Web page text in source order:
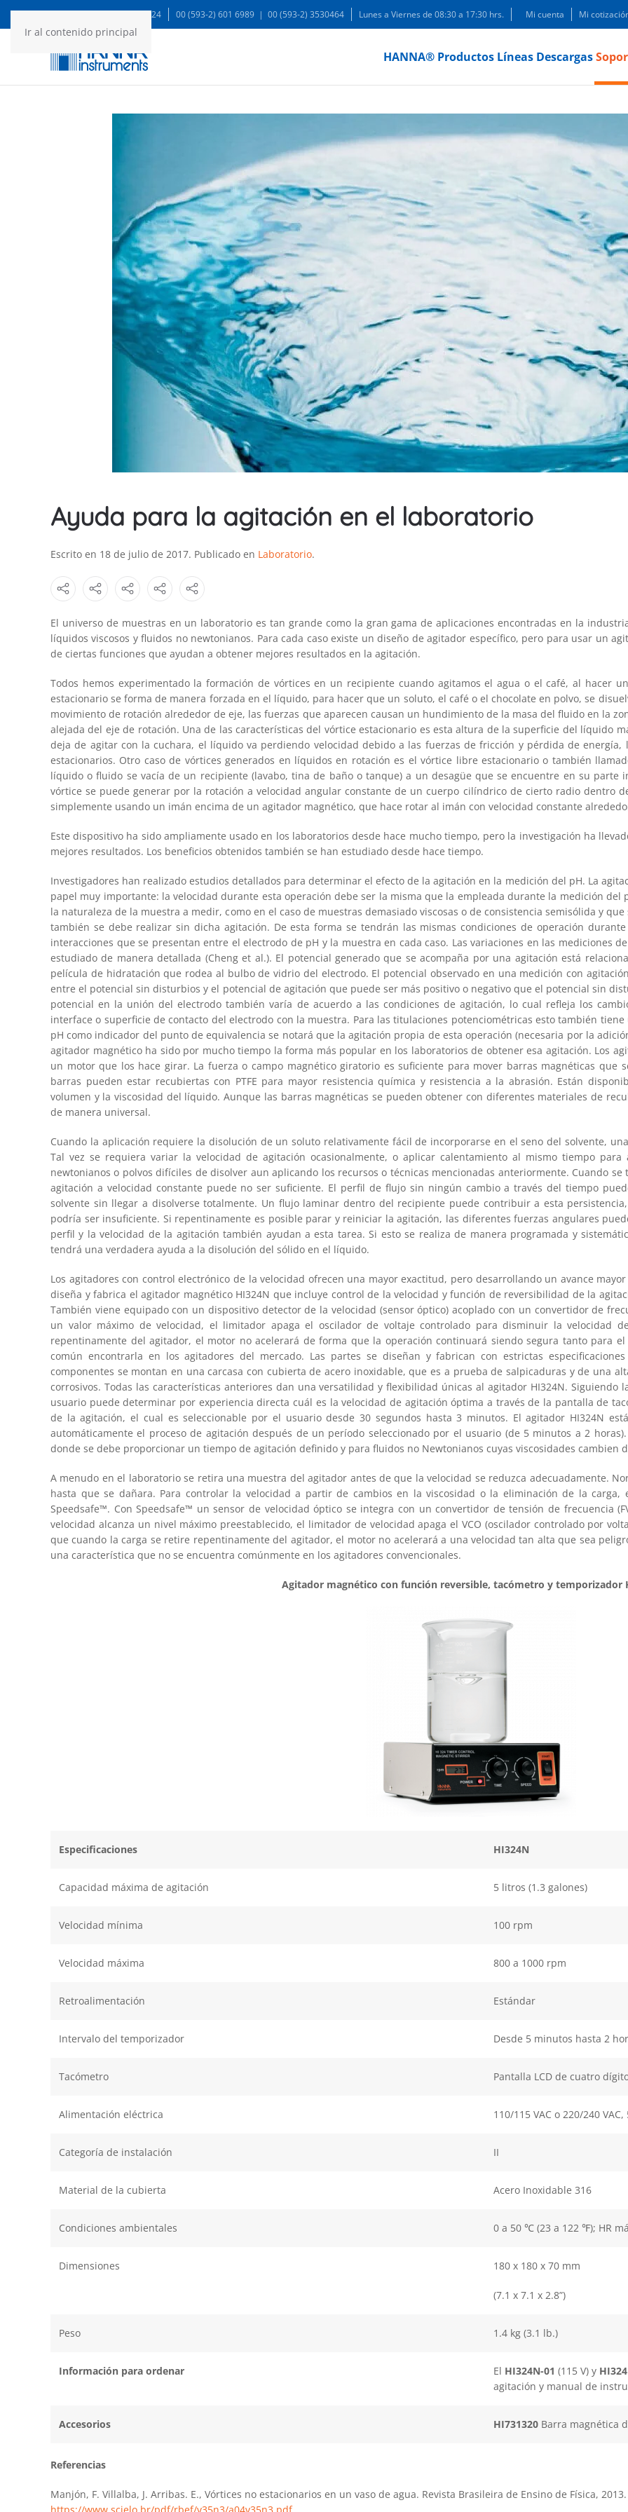
Ir al contenido principal
WA: 99935 1624 00 (593-2) 601 6989 | 00 (593-2) 3530464 Lunes a Viernes de 08:30 a 17:30 hrs. Mi cuenta Mi
HANNA® Productos Líneas Descargas
Ayuda para la agitación en el laboratorio
Escrito en 18 de julio de 2017. Publicado en Laboratorio.
El universo de muestras en un laboratorio es tan grande como la gran gama de aplicaciones encontradas en la
líquidos viscosos y fluidos no newtonianos. Para cada caso existe un diseño de agitador específico, pero para usar un
de ciertas funciones que ayudan a obtener mejores resultados en la agitación.
Todos hemos experimentado la formación de vórtices en un recipiente cuando agitamos el agua o el café, al hacer
estacionario se forma de manera forzada en el líquido, para hacer que un soluto, el café o el chocolate en polvo, se
movimiento de rotación alrededor de eje, las fuerzas que aparecen causan un hundimiento de la masa del fluido en la
alejada del eje de rotación. Una de las características del vórtice estacionario es esta altura de la superficie del líquido
deja de agitar con la cuchara, el líquido va perdiendo velocidad debido a las fuerzas de fricción y pérdida de
estacionarios. Otro caso de vórtices generados en líquidos en rotación es el vórtice libre estacionario o también
líquido o fluido se vacía de un recipiente (lavabo, tina de baño o tanque) a un desagüe que se encuentre en su
vórtice se puede generar por la rotación a velocidad angular constante de un cuerpo cilíndrico de cierto radio dentro
simplemente usando un imán encima de un agitador magnético, que hace rotar al imán con velocidad constante
Este dispositivo ha sido ampliamente usado en los laboratorios desde hace mucho tiempo, pero la investigación ha
mejores resultados. Los beneficios obtenidos también se han estudiado desde hace tiempo.
Investigadores han realizado estudios detallados para determinar el efecto de la agitación en la medición del pH. La
papel muy importante: la velocidad durante esta operación debe ser la misma que la empleada durante la medición del
la naturaleza de la muestra a medir, como en el caso de muestras demasiado viscosas o de consistencia semisólida y
también se debe realizar sin dicha agitación. De esta forma se tendrán las mismas condiciones de operación
interacciones que se presentan entre el electrodo de pH y la muestra en cada caso. Las variaciones en las mediciones
estudiado de manera detallada (Cheng et al.). El potencial generado que se acompaña por una agitación está
película de hidratación que rodea al bulbo de vidrio del electrodo. El potencial observado en una medición con
entre el potencial sin disturbios y el potencial de agitación que puede ser más positivo o negativo que el potencial sin
potencial en la unión del electrodo también varía de acuerdo a las condiciones de agitación, lo cual refleja los
interface o superficie de contacto del electrodo con la muestra. Para las titulaciones potenciométricas esto también
pH como indicador del punto de equivalencia se notará que la agitación propia de esta operación (necesaria por la
agitador magnético ha sido por mucho tiempo la forma más popular en los laboratorios de obtener esa agitación. Los
un motor que los hace girar. La fuerza o campo magnético giratorio es suficiente para mover barras magnéticas que
barras pueden estar recubiertas con PTFE para mayor resistencia química y resistencia a la abrasión. Están
volumen y la viscosidad del líquido. Aunque las barras magnéticas se pueden obtener con diferentes materiales de
de manera universal.
Cuando la aplicación requiere la disolución de un soluto relativamente fácil de incorporarse en el seno del solvente,
Tal vez se requiera variar la velocidad de agitación ocasionalmente, o aplicar calentamiento al mismo tiempo
newtonianos o polvos difíciles de disolver aun aplicando los recursos o técnicas mencionadas anteriormente. Cuando
agitación a velocidad constante puede no ser suficiente. El perfil de flujo sin ningún cambio a través del tiempo
solvente sin llegar a disolverse totalmente. Un flujo laminar dentro del recipiente puede contribuir a esta
podría ser insuficiente. Si repentinamente es posible parar y reiniciar la agitación, las diferentes fuerzas angulares
perfil y la velocidad de la agitación también ayudan a esta tarea. Si esto se realiza de manera programada y
tendrá una verdadera ayuda a la disolución del sólido en el líquido.
Los agitadores con control electrónico de la velocidad ofrecen una mayor exactitud, pero desarrollando un avance
diseña y fabrica el agitador magnético HI324N que incluye control de la velocidad y función de reversibilidad de la
También viene equipado con un dispositivo detector de la velocidad (sensor óptico) acoplado con un convertidor de
un valor máximo de velocidad, el limitador apaga el oscilador de voltaje controlado para disminuir la velocidad
repentinamente del agitador, el motor no acelerará de forma que la operación continuará siendo segura tanto para
común encontrarla en los agitadores del mercado. Las partes se diseñan y fabrican con estrictas
componentes se montan en una carcasa con cubierta de acero inoxidable, que es a prueba de salpicaduras y de una
corrosivos. Todas las características anteriores dan una versatilidad y flexibilidad únicas al agitador HI324N. Siguiendo
usuario puede determinar por experiencia directa cuál es la velocidad de agitación óptima a través de la pantalla de
de la agitación, el cual es seleccionable por el usuario desde 30 segundos hasta 3 minutos. El agitador HI324N
automáticamente el proceso de agitación después de un período seleccionado por el usuario (de 5 minutos a 2
donde se debe proporcionar un tiempo de agitación definido y para fluidos no Newtonianos cuyas viscosidades cambien
A menudo en el laboratorio se retira una muestra del agitador antes de que la velocidad se reduzca adecuadamente.
hasta que se dañara. Para controlar la velocidad a partir de cambios en la viscosidad o la eliminación de la carga,
Speedsafe™. Con Speedsafe™ un sensor de velocidad óptico se integra con un convertidor de tensión de frecuencia
velocidad alcanza un nivel máximo preestablecido, el limitador de velocidad apaga el VCO (oscilador controlado por
que cuando la carga se retire repentinamente del agitador, el motor no acelerará a una velocidad tan alta que sea
una característica que no se encuentra comúnmente en los agitadores convencionales.
Agitador magnético con función reversible, tacómetro y temporizador
Especificaciones HI324N
Capacidad máxima de agitación 5 litros (1.3 galones)
Velocidad mínima 100 rpm
Velocidad máxima 800 a 1000 rpm
Retroalimentación Estándar
Intervalo del temporizador Desde 5 minutos hasta 2
Tacómetro Pantalla LCD de cuatro
Alimentación eléctrica 110/115 VAC o 220/240 VAC,
Categoría de instalación II
Material de la cubierta Acero Inoxidable 316
Condiciones ambientales 0 a 50 ℃ (23 a 122 ℉); HR
Dimensiones 180 x 180 x 70 mm
(7.1 x 7.1 x 2.8”)
Peso 1.4 kg (3.1 lb.)
Información para ordenar El HI324N-01 (115 V) y
agitación y manual de
Accesorios HI731320 Barra magnética
Referencias
Manjón, F. Villalba, J. Arribas. E., Vórtices no estacionarios en un vaso de agua. Revista Brasileira de Ensino de Física,